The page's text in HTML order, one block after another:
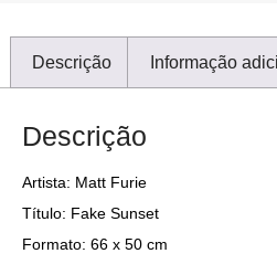
Descrição Informação
Descrição
Artista: Matt Furie
Título: Fake Sunset
Formato: 66 x 50 cm